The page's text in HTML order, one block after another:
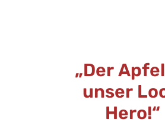
„Der
unser
Hero!“